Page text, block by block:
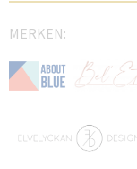
MERKEN: